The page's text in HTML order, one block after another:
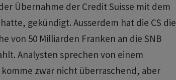
Übernahme der Credit Suisse mit dem
gekündigt. Ausserdem hat die CS die
von 50 Milliarden Franken an die SNB
Analysten sprechen von einem
komme zwar nicht überraschend, aber